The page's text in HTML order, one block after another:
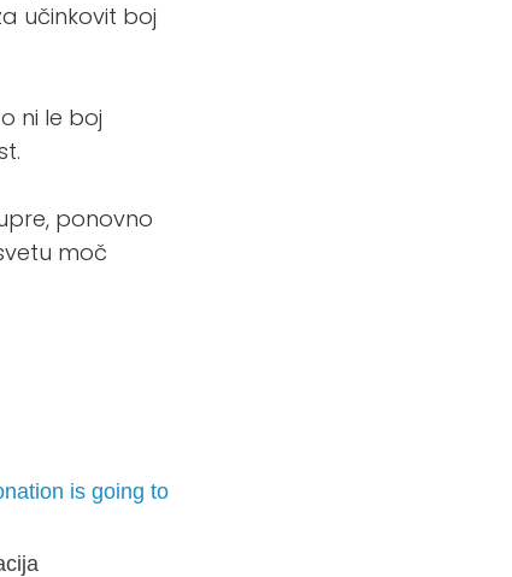
učinkovit boj
ni le boj
ponovno
moč
is going to